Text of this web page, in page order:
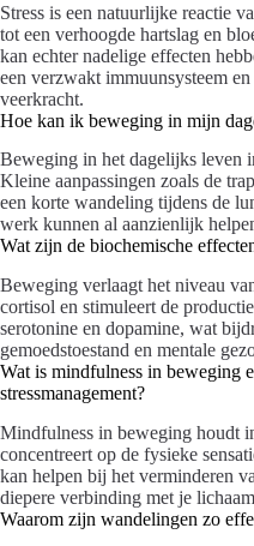
Stress is een natuurlijke reactie
tot een verhoogde hartslag en
kan echter nadelige effecten
een verzwakt immuunsysteem
veerkracht.
Hoe kan ik beweging in mijn
Beweging in het dagelijks leven
Kleine aanpassingen zoals de
een korte wandeling tijdens de
werk kunnen al aanzienlijk
Wat zijn de biochemische
Beweging verlaagt het niveau
cortisol en stimuleert de
serotonine en dopamine, wat
gemoedstoestand en mentale
Wat is mindfulness in beweging
stressmanagement?
Mindfulness in beweging houdt
concentreert op de fysieke
kan helpen bij het verminderen
diepere verbinding met je
Waarom zijn wandelingen zo